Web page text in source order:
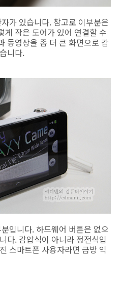
가 있습니다. 참고로 이부분은
게 작은 도어가 있어 연결할 수
동영상을 좀 더 큰 화면으로 감
니다.
입니다. 하드웨어 버튼은 없으
다. 감압식이 아니라 정전식입
스마트폰 사용자라면 금방 익